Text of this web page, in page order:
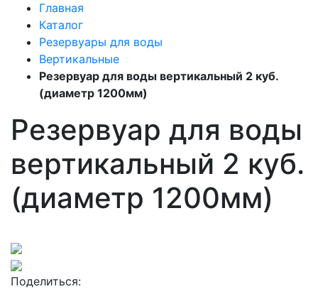
Главная
Каталог
Резервуары для воды
Вертикальные
Резервуар для воды вертикальный 2 куб.
(диаметр 1200мм)
Резервуар для воды
вертикальный 2 куб.
(диаметр 1200мм)
Поделиться: